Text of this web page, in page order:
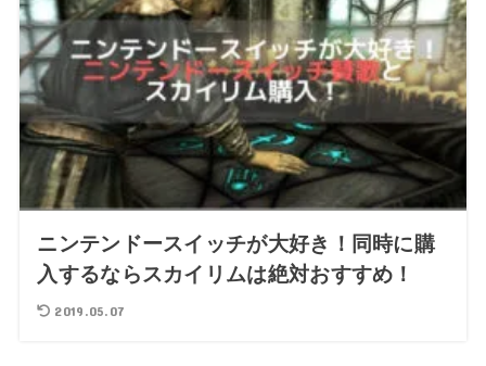
ニンテンドースイッチが大好き！同時に購
入するならスカイリムは絶対おすすめ！
2019.05.07